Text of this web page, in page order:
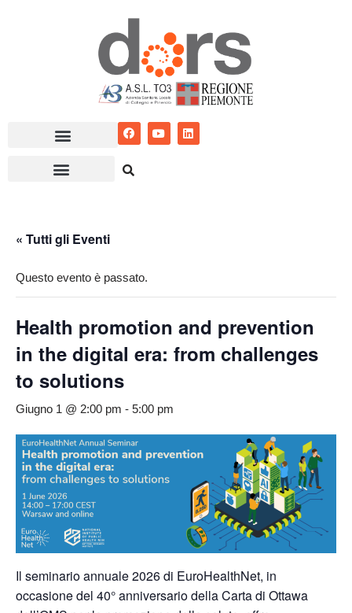
« Tutti gli Eventi
Questo evento è passato.
Health promotion and prevention
in the digital era: from challenges
to solutions
Giugno 1 @ 2:00 pm - 5:00 pm
Il seminario annuale 2026 di EuroHealthNet, in
occasione del 40° anniversario della Carta di Ottawa